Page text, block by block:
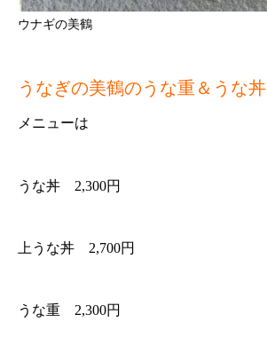
ウナギの美鶴
うなぎの美鶴のうな重＆うな丼
メニューは
うな丼 2,300円
上うな丼 2,700円
うな重 2,300円